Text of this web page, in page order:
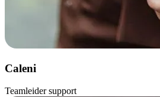
Caleni
Teamleider support